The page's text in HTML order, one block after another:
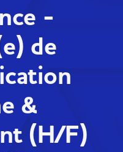
-
de
&
(H/F)